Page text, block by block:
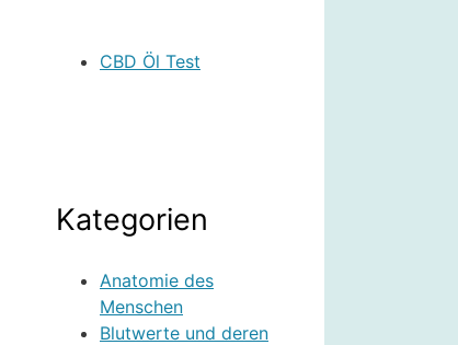
CBD Öl Test
Kategorien
Anatomie des
Menschen
Blutwerte und deren